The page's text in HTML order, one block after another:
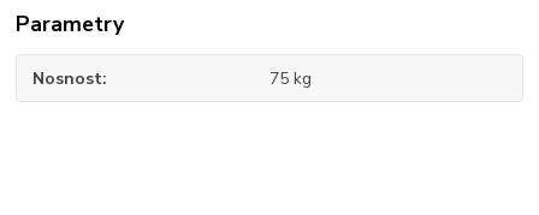
Parametry
Nosnost 75 kg